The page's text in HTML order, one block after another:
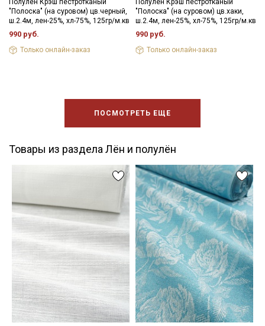
Полулен Крэш пестротканый
"Полоска" (на суровом) цв.черный,
ш.2.4м, лен-25%, хл-75%, 125гр/м.кв
990 руб.
Только онлайн-заказ
Полулен Крэш пестротканый
"Полоска" (на суровом) цв.хаки,
ш.2.4м, лен-25%, хл-75%, 125гр/м.кв
990 руб.
Только онлайн-заказ
ПОСМОТРЕТЬ ЕЩЕ
Товары из раздела Лён и полулён